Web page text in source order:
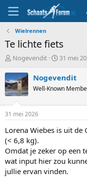
Wielrennen
Te lichte fiets
T
p
i
c
s
a
r
e
r
Nogevendit
S
a
t
t
u
31 mei
Nogevendit
Well-Known
31 mei 2026
Lorena Wiebes is uit de
(< 6,8 kg).
Omdat je zeker op een
wat input hier zou
jullie ervan vinden.